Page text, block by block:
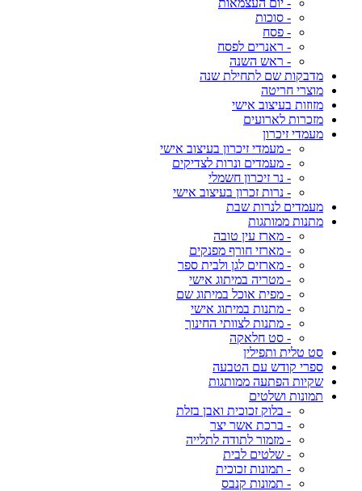
- יום העצמאות
- סוכות
- פסח
- ראנרים לפסח
- ראש השנה
מדבקות שם לתחילת שנה
מוצרי חריטה
מזוזות בעיצוב אישי
מזכרות לארועים
מעמדי זיכרון
- מעמדי זיכרון בעיצוב אישי
- מעמדים ונרות לצדיקים
- נר זיכרון חשמלי
- נרות זכרון בעיצוב אישי
מעמדים לנרות שבת
מתנות ממותגות
- מארז עין טובה
- מארזי חורף מפנקים
- מארזים לגן ולבית ספר
- מטריה במיתוג אישי
- מפית אוכל במיתוג שם
- מתנות במיתוג אישי
- מתנות לצוותי החינוך
- סט חלאקה
סט טלית ותפילין
ספרי קודש עם הטבעה
שקיות הפתעה ממותגות
תמונות ושלטים
- בלוק זכוכית ואבן בזלת
- ברכת אשר יצר
- מזמור לתודה לתלייה
- שלטים לבית
- תמונות זכוכית
- תמונות קנבס